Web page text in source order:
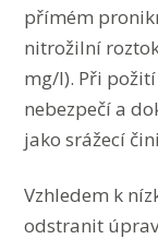
přímém
nitrožilní
mg/l). Při
nebezpečí a
jako srážecí
Vzhledem k
odstranit